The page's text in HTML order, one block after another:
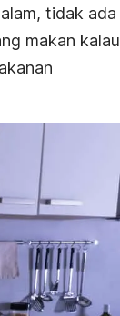
tidak ada
makan kalau